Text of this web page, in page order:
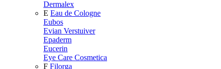
Dermalex
E Eau de Cologne
Eubos
Evian Verstuiver
Epaderm
Eucerin
Eye Care Cosmetica
F Filorga